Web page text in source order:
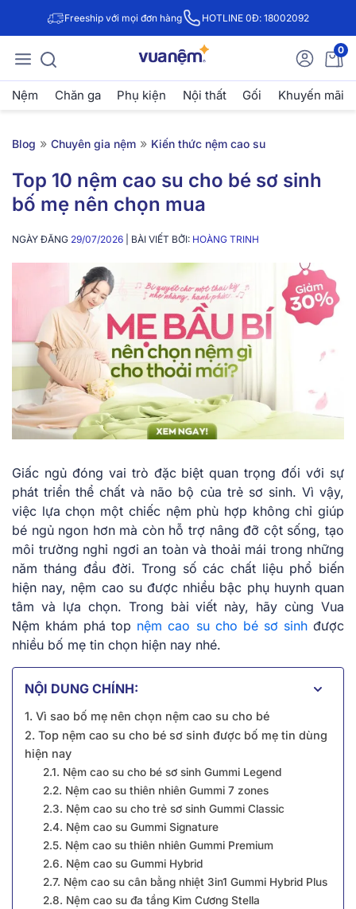
Freeship với mọi đơn hàng HOTLINE 0Đ: 18002092
0
Nệm Chăn ga Phụ kiện Nội thất Gối Khuyến mãi
Blog » Chuyên gia nệm » Kiến thức nệm cao su
Top 10 nệm cao su cho bé sơ sinh
bố mẹ nên chọn mua
NGÀY ĐĂNG 29/07/2026 | BÀI VIẾT BỞI: HOÀNG TRINH
Giấc ngủ đóng vai trò đặc biệt quan trọng đối với sự
phát triển thể chất và não bộ của trẻ sơ sinh. Vì vậy,
việc lựa chọn một chiếc nệm phù hợp không chỉ giúp
bé ngủ ngon hơn mà còn hỗ trợ nâng đỡ cột sống, tạo
môi trường nghỉ ngơi an toàn và thoải mái trong những
năm tháng đầu đời. Trong số các chất liệu phổ biến
hiện nay, nệm cao su được nhiều bậc phụ huynh quan
tâm và lựa chọn. Trong bài viết này, hãy cùng Vua
Nệm khám phá top nệm cao su cho bé sơ sinhđược
nhiều bố mẹ tin chọn hiện nay nhé.
NỘI DUNG CHÍNH:
1. Vì sao bố mẹ nên chọn nệm cao su cho bé
2. Top nệm cao su cho bé sơ sinh được bố mẹ tin dùng
hiện nay
2.1. Nệm cao ͏su cho bé sơ sinh Gummi Lege͏nd
2.2. Nệm cao su thiên nhiên Gummi 7 zones
2.3. ͏Nệm cao su cho trẻ sơ sinh Gummi Classic
2.4. Nệm cao su Gummi Signature
2.5. Nệm cao su thiên nhiên Gummi Premium
2.͏6. Nệm cao su Gummi Hybrid
2.7.͏ Nệm cao su cân bằng nhiệt 3in1 Gummi Hybrid Plus
2.8͏.͏ Nệm cao su đa tầng Kim Cương Stella